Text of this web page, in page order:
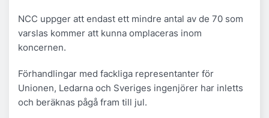
NCC uppger att endast ett mindre antal av de 70 som
varslas kommer att kunna omplaceras inom
koncernen.
Förhandlingar med fackliga representanter för
Unionen, Ledarna och Sveriges ingenjörer har inletts
och beräknas pågå fram till jul.